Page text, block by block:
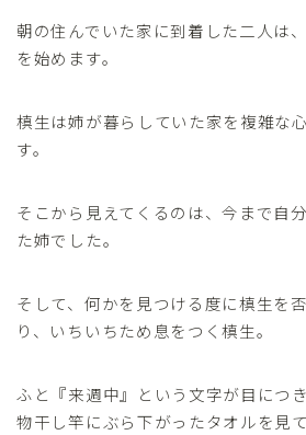
朝の住んでいた家に到着した二人は
を始めます。
槙生は姉が暮らしていた家を複雑な
す。
そこから見えてくるのは、今まで自
た姉でした。
そして、何かを見つける度に槙生を
り、いちいちため息をつく槙生。
ふと『来週中』という文字が目につ
物干し竿にぶら下がったタオルを見て